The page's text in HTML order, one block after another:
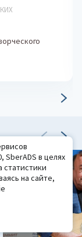
в целях
статистики
на сайте,